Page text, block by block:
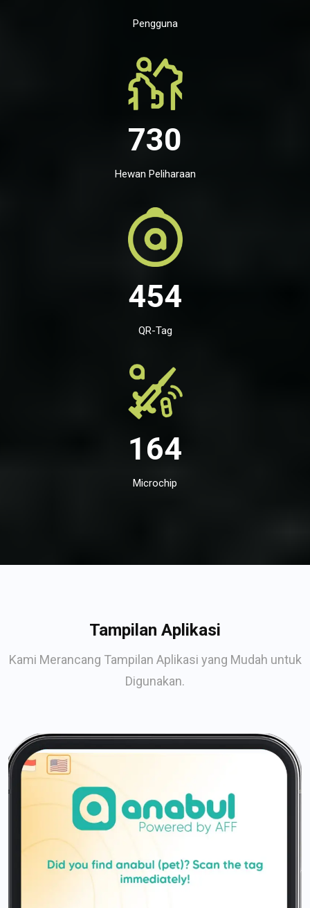
Pengguna
730
Hewan Peliharaan
454
QR-Tag
164
Microchip
Tampilan Aplikasi
Kami Merancang Tampilan Aplikasi yang Mudah untuk
Digunakan.